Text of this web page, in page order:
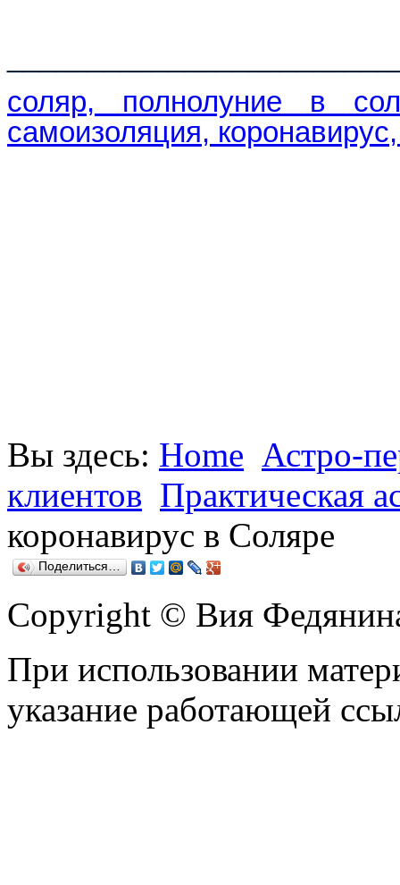
соляр, полнолуние в
самоизоляция,
Вы здесь: Home Астро-
клиентов Практическая
коронавирус в Соляре
Поделиться…
Copyright © Вия
При использовании
указание работающей